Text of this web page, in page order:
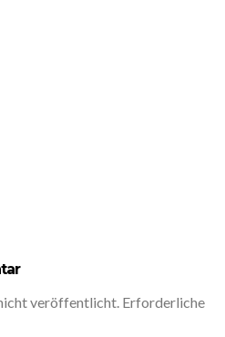
veröffentlicht. Erforderliche